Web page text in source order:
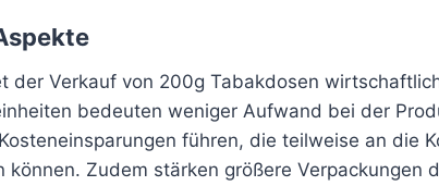
der Verkauf von 200g Tabakdosen
bedeuten weniger Aufwand bei der
führen, die teilweise an die
Zudem stärken größere Verpackungen